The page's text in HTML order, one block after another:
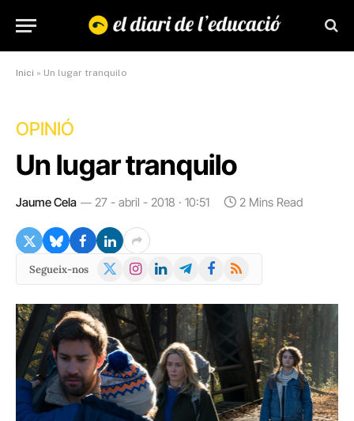
Inici » Un lugar tranquilo
OPINIÓ
Un lugar tranquilo
Jaume Cela 27 - abril - 2018 · 10:51 2 Mins Read
Segueix-nos
X
Instagram
LinkedInTelegramFacebook
RSS